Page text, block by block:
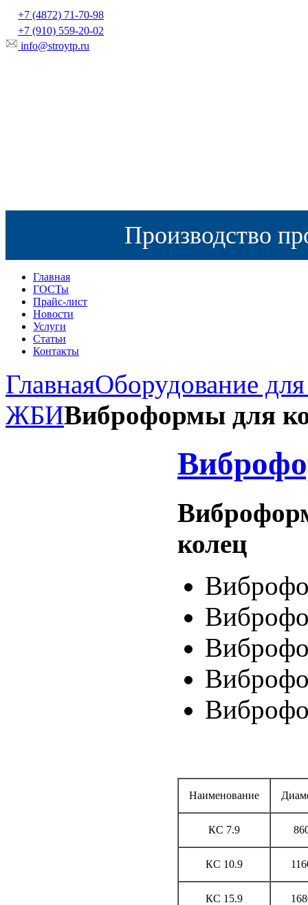
+7 (4872) 71-70-98
+7 (910) 559-20-02
info@stroytp.ru
Производство
Главная
ГОСТы
Прайс-лист
Новости
Услуги
Статьи
Контакты
ГлавнаяОборудование
ЖБИВиброформы для
колец
Наименование
КС 7.9
КС 10.9
КС 15.9